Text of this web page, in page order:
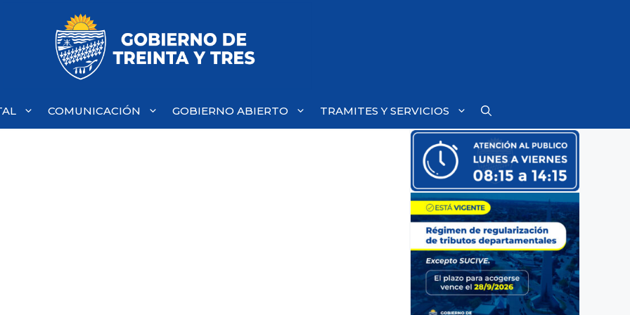
COMUNICACIÓN GOBIERNO ABIERTO TRAMITES Y SERVICIOS